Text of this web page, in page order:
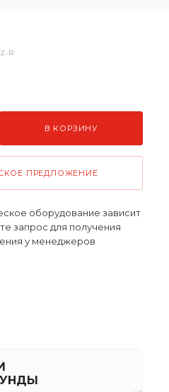
R
В КОРЗИНУ
ПРЕДЛОЖЕНИЕ
оборудование зависит
запрос для получения
у менеджеров